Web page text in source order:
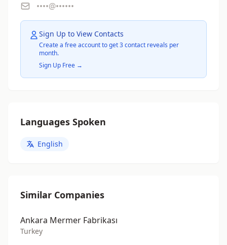
••••@••••••
Sign Up to View Contacts
Create a free account to get 3 contact reveals per
month.
Sign Up Free →
Languages Spoken
English
Similar Companies
Ankara Mermer Fabrikası
Turkey